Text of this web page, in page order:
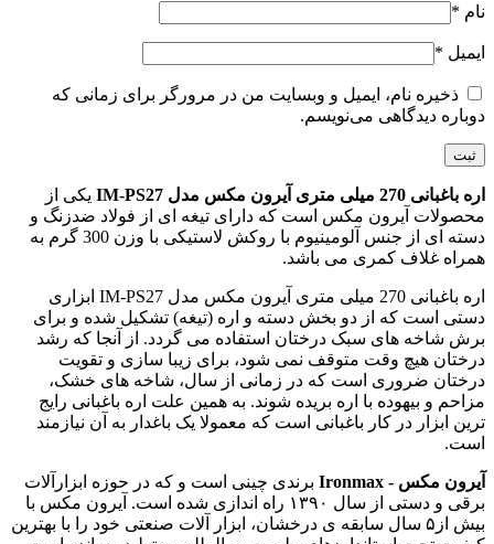
نام *
ایمیل *
ذخیره نام، ایمیل و وبسایت من در مرورگر برای زمانی که
دوباره دیدگاهی می‌نویسم.
اره باغبانی 270 میلی متری آیرون مکس مدل IM-PS27
یکی از
محصولات آیرون مکس است که دارای تیغه ای از فولاد ضدزنگ و
دسته ای از جنس آلومینیوم با روکش لاستیکی با وزن 300 گرم به
همراه غلاف کمری می باشد.
اره باغبانی 270 میلی متری آیرون مکس مدل IM-PS27 ابزاری
دستی است که از دو بخش دسته و اره (تیغه) تشکیل شده و برای
برش شاخه های سبک درختان استفاده می گردد. از آنجا که رشد
درختان هیچ وقت متوقف نمی شود، برای زیبا سازی و تقویت
درختان ضروری است که در زمانی از سال، شاخه های خشک،
مزاحم و بیهوده با اره بریده شوند. به همین علت اره باغبانی رایج
ترین ابزار در کار باغبانی است که معمولا یک باغدار به آن نیازمند
است.
آیرون مکس - Ironmax
برندی چینی است و که در حوزه ابزارآلات
برقی و دستی از سال ۱۳۹۰ راه اندازی شده است. آیرون مکس با
بیش از۵ سال سابقه ی درخشان، ابزار آلات صنعتی خود را با بهترین